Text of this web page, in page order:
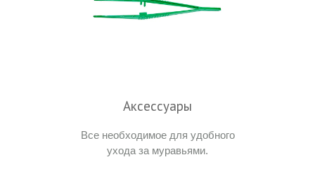
Аксессуары
Все необходимое для удобного
ухода за муравьями.